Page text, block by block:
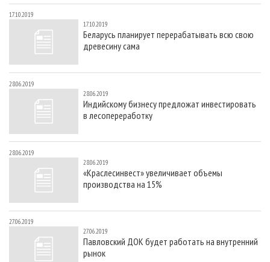
17.10.2019
17.10.2019
Беларусь планирует перерабатывать всю свою
древесину сама
28.06.2019
28.06.2019
Индийскому бизнесу предложат инвестировать
в лесопереработку
28.06.2019
28.06.2019
«Краслесинвест» увеличивает объемы
производства на 15%
27.06.2019
27.06.2019
Павловский ДОК будет работать на внутренний
рынок